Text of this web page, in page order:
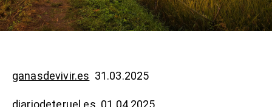
ganasdevivir.es 31.03.2025
diariodeteruel.es 01.04.2025